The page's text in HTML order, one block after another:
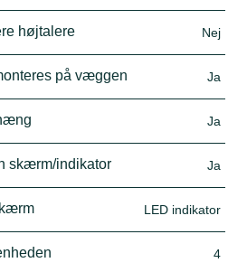
højtalere Nej
på væggen Ja
Ja
skærm/indikator Ja
LED indikator
4